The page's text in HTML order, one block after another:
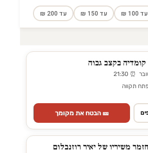
עד 100 ₪ עד 150 ₪ עד 200 ₪
קומדיה בקצב גבוה
תקווה
🎫 הבטח את מקומך
משיריו של יאיר רוזנבלום